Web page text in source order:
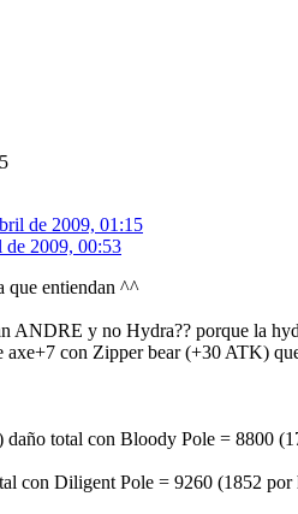
de 2009, 01:15
2009, 00:53
que entiendan ^^
ANDRE y no Hydra?? porque la
axe+7 con Zipper bear (+30 ATK)
total con Bloody Pole = 8800
con Diligent Pole = 9260 (1852 por